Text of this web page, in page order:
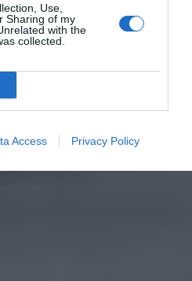
Use,
Sharing of my
with the
collected.
Access Privacy Policy